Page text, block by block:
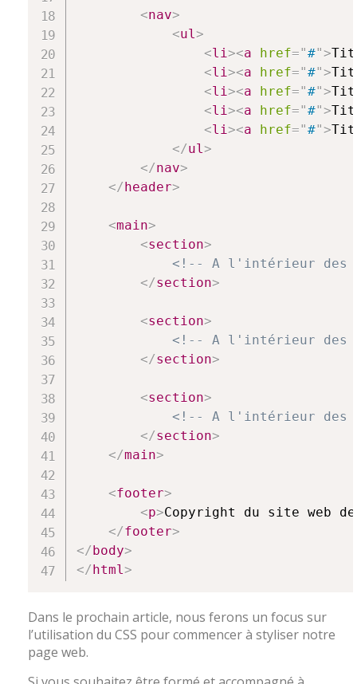
<nav>
<ul>
<li><a href="#">
<li><a href="#">
<li><a href="#">
<li><a href="#">
<li><a href="#">
</ul>
</nav>
</ header>
<main>
<section>
<!-- A l'intérieur des
</section>
<section>
<!-- A l'intérieur des
</section>
<section>
<!-- A l'intérieur des
</section>
</main>
<footer>
<p>Copyright du site web
</footer>
</ body>
</ html>
Dans le prochain article, nous ferons un focus sur
l’utilisation du CSS pour commencer à styliser notre
page web.